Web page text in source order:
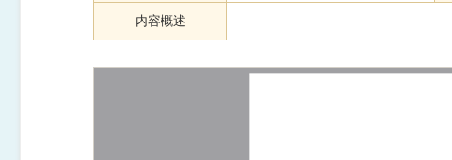
内容概述